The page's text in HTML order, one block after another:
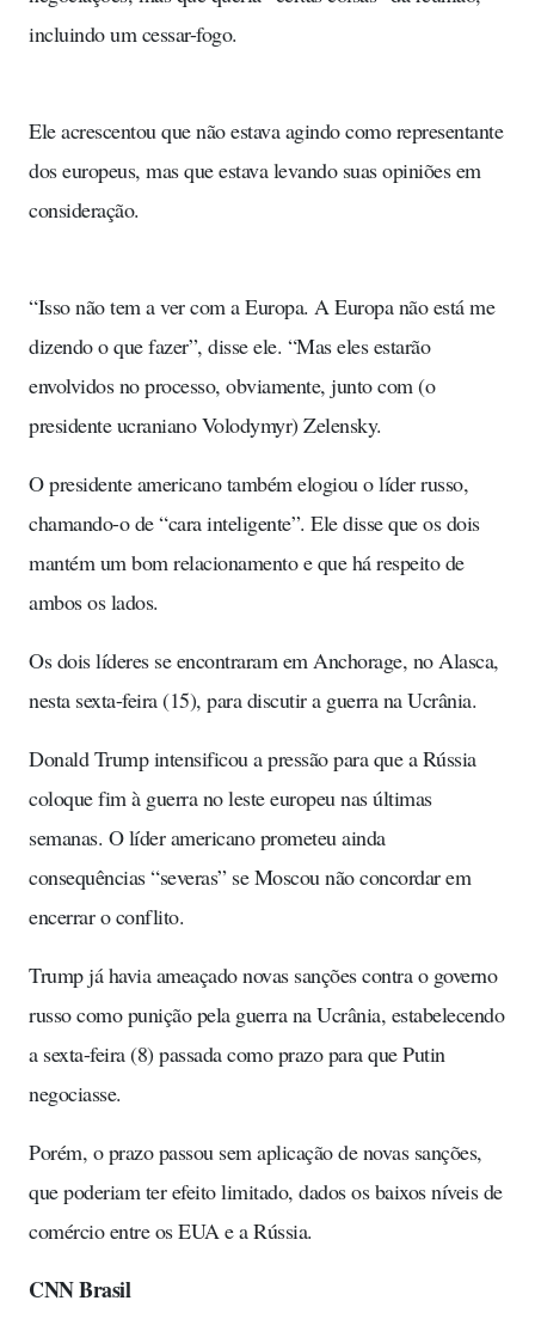
incluindo um cessar-fogo.
Ele acrescentou que não estava agindo como representante
dos europeus, mas que estava levando suas opiniões em
consideração.
“Isso não tem a ver com a Europa. A Europa não está me
dizendo o que fazer”, disse ele. “Mas eles estarão
envolvidos no processo, obviamente, junto com (o
presidente ucraniano Volodymyr) Zelensky.
O presidente americano também elogiou o líder russo,
chamando-o de “cara inteligente”. Ele disse que os dois
mantém um bom relacionamento e que há respeito de
ambos os lados.
Os dois líderes se encontraram em Anchorage, no Alasca,
nesta sexta-feira (15), para discutir a guerra na Ucrânia.
Donald Trump intensificou a pressão para que a Rússia
coloque fim à guerra no leste europeu nas últimas
semanas. O líder americano prometeu ainda
consequências “severas” se Moscou não concordar em
encerrar o conflito.
Trump já havia ameaçado novas sanções contra o governo
russo como punição pela guerra na Ucrânia, estabelecendo
a sexta-feira (8) passada como prazo para que Putin
negociasse.
Porém, o prazo passou sem aplicação de novas sanções,
que poderiam ter efeito limitado, dados os baixos níveis de
comércio entre os EUA e a Rússia.
CNN Brasil